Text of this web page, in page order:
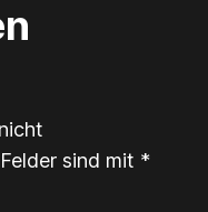
sind mit *